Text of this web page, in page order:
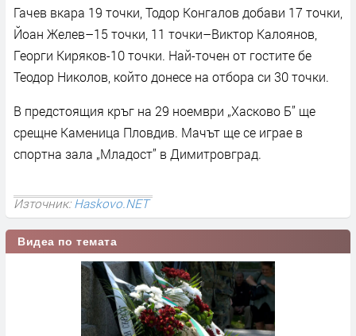
Гачев вкара 19 точки, Тодор Конгалов добави 17 точки,
Йоан Желев–15 точки, 11 точки–Виктор Калоянов,
Георги Киряков-10 точки. Най-точен от гостите бе
Теодор Николов, който донесе на отбора си 30 точки.
В предстоящия кръг на 29 ноември „Хасково Б” ще
срещне Каменица Пловдив. Мачът ще се играе в
спортна зала „Младост” в Димитровград.
Източник:Haskovo.NET
Видеа по темата